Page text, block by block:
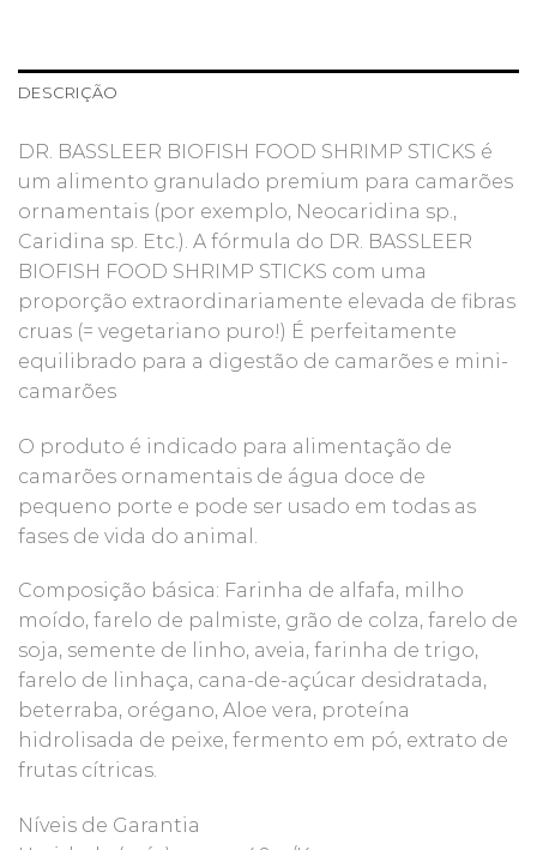
DESCRIÇÃO
DR. BASSLEER BIOFISH FOOD SHRIMP STICKS é
um alimento granulado premium para camarões
ornamentais (por exemplo, Neocaridina sp.,
Caridina sp. Etc.). A fórmula do DR. BASSLEER
BIOFISH FOOD SHRIMP STICKS com uma
proporção extraordinariamente elevada de fibras
cruas (= vegetariano puro!) É perfeitamente
equilibrado para a digestão de camarões e mini-
camarões
O produto é indicado para alimentação de
camarões ornamentais de água doce de
pequeno porte e pode ser usado em todas as
fases de vida do animal.
Composição básica: Farinha de alfafa, milho
moído, farelo de palmiste, grão de colza, farelo de
soja, semente de linho, aveia, farinha de trigo,
farelo de linhaça, cana-de-açúcar desidratada,
beterraba, orégano, Aloe vera, proteína
hidrolisada de peixe, fermento em pó, extrato de
frutas cítricas.
Níveis de Garantia